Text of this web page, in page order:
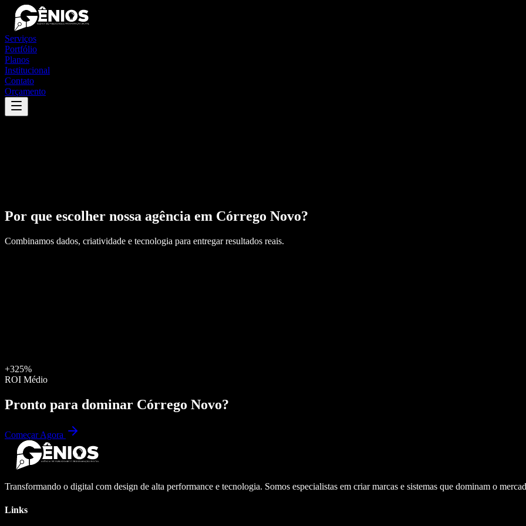
Serviços
Portfólio
Planos
Institucional
Contato
Orçamento
Por que escolher nossa agência em Córrego Novo?
Combinamos dados, criatividade e tecnologia para entregar resultados reais.
+325%
ROI Médio
Pronto para dominar Córrego Novo?
Começar Agora
Transformando o digital com design de alta performance e tecnologia. Somos especialistas em criar marcas e sistemas que dominam o
Links